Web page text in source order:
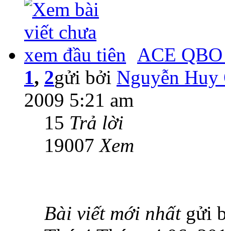
ACE
1, 2gửi bởi Nguyễn Huy
2009 5:21 am
15 Trả lời
19007Xem
Bài viết mới nhất gửi